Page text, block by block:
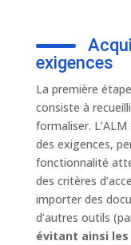
exigences
La première
consiste à
formaliser.
des exigences,
fonctionnalité
des critères
importer des
d’autres outils
évitant ainsi